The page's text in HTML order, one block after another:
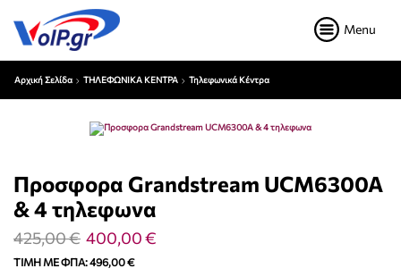
Menu
Αρχική Σελίδα ΤΗΛΕΦΩΝΙΚΑ ΚΕΝΤΡΑ Τηλεφωνικά Κέντρα
Προσφορα Grandstream UCM6300A
& 4 τηλεφωνα
425,00€ 400,00€
ΤΙΜΉ ΜΕ ΦΠΑ:496,00€